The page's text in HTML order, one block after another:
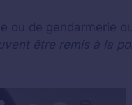
ou de gendarmerie
être remis à la